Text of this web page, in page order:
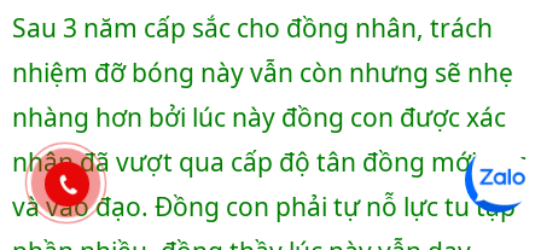
Sau 3 năm cấp sắc cho đồng nhân, trách
nhiệm đỡ bóng này vẫn còn nhưng sẽ nhẹ
nhàng hơn bởi lúc này đồng con được xác
nhận đã vượt qua cấp độ tân đồng mới học
và vào đạo. Đồng con phải tự nỗ lực tu tập